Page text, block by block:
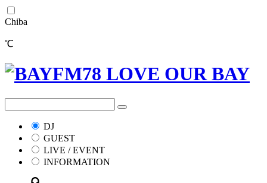
Chiba
℃
DJ
GUEST
LIVE / EVENT
INFORMATION